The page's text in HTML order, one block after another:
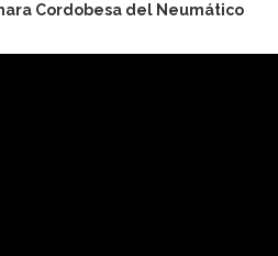
Cordobesa del Neumático